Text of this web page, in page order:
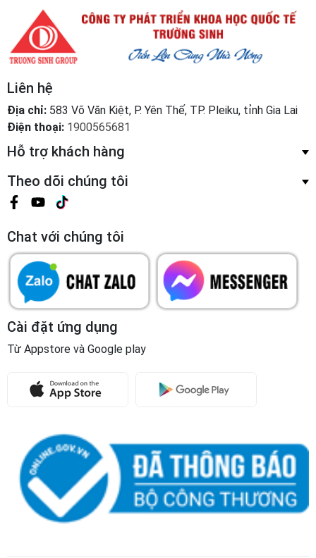
Liên hệ
Địa chỉ:583 Võ Văn Kiệt, P. Yên Thế, TP. Pleiku, tỉnh Gia Lai
Điện thoại:1900565681
Hỗ trợ khách hàng
Theo dõi chúng tôi
Cài đặt ứng dụng
Từ Appstore và Google play
Copyright © 2023
Công ty Phát triển Khoa học Quốc tế